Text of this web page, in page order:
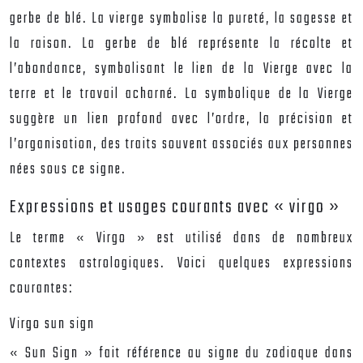
gerbe de blé. La vierge symbolise la pureté, la sagesse et
la raison. La gerbe de blé représente la récolte et
l’abondance, symbolisant le lien de la Vierge avec la
terre et le travail acharné. La symbolique de la Vierge
suggère un lien profond avec l’ordre, la précision et
l’organisation, des traits souvent associés aux personnes
nées sous ce signe.
Expressions et usages courants avec « virgo »
Le terme « Virgo » est utilisé dans de nombreux
contextes astrologiques. Voici quelques expressions
courantes:
Virgo sun sign
« Sun Sign » fait référence au signe du zodiaque dans